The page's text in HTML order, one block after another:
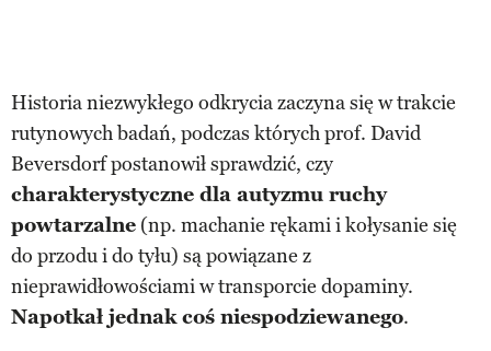
Historia niezwykłego odkrycia zaczyna się w trakcie
rutynowych badań, podczas których prof. David
Beversdorf postanowił sprawdzić, czy
charakterystyczne dla autyzmu ruchy
powtarzalne (np. machanie rękami i kołysanie się
do przodu i do tyłu) są powiązane z
nieprawidłowościami w transporcie dopaminy.
Napotkał jednak coś niespodziewanego.